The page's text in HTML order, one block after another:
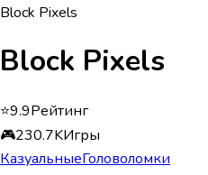
Block Pixels
Block Pixels
⭐9.9Рейтинг
🎮230.7KИгры
КазуальныеГоловоломки